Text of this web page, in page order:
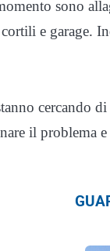
sono
e garage.
cercando
il problema